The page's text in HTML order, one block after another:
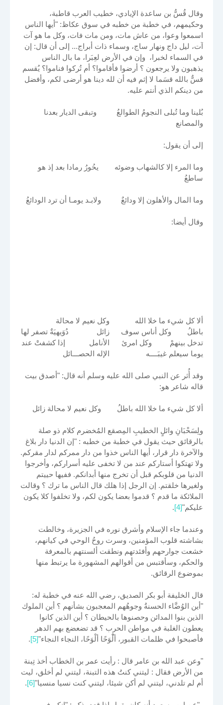
وقال قُسُّ بن ساعدة الإيادي، خطيب العرب قاطبة،
وحكيمهم، في خطبة من خطبه في سوق عكاظ: "أيها الناس
اسمعوا وعوا، من عاش مات، ومن مات فات، وكل ما هو آت
آت، ليل داج ونهار ساج، وسماء ذات أبراج... إلى أن قال: إن
في السماء لخبرا، وإن في الأرض لعِبَرا، ما بال الناس
يذهبون ولا يرجعون ؟ أرضوا فأقاموا؟ أم تُركوا فناموا؟ يُقسم
قسٌّ بالله قسَما لا إثم فيه أن لله دينا هو أرضى لكم، وأفضل
من دينكم الذي أنتم عليه.
بُلينا وما تُبلى النجومُ الطوالعُ وتبقى الديار بعدنا
والمصانع
إلى أن يقول:
وما المرء إلا كالشهاب وضوئه يحُورُ رمادا بعد إذ هو
ساطعُ
وما المال والأهلون إلا ودائعٌ ولابـد يومـا أن ترد الودائعُ
وقال أيضا:
ألا كل شيء ما خلا الله
باطلُ وكل أناس سوف
تدخل بينهمْ وكل امرئ
يوما سيعلم غيبَــــه
وكل نعيم لا محالة
زائل دُوَيهيَةٌ تصفر لها
الأنامل إذا كشفتْ عند
الإله الحصـــائل
وقد أُثر عن النبي صلى الله عليه وسلم أنه قال: "أصدق بيت
قاله شاعر هو:
ألا كل شيء ما خلا الله باطلُ وكل نعيم لا محالة زائل
ولِسَحْبَانِ وائلٍ الخطيبِ المِصقع المُخضرم كلام ذو صلة
بالرقائق حيث يقول في خطبة من خطبه : "إن الدنيا دار بلاغ
والآخرة دار قرار، أيها الناس خذوا من دار ممركم لدار مقركم.
ولا تهتكوا أستاركم عند من لا تخفى عليه أسراركم، وأخرجوا
الدنيا من قلوبكم قبل أن تخرج منها أبدانكم. ففيها حييتم
ولغيرها خلقتم. إن الرجل إذا هلك قال الناس ما ترك ؟ وقالت
الملائكة ما قدم ؟ قدموا بعضا يكون لكم، ولا تخلفوا كلا يكون
عليكم"[4]
.
وعندما جاء الإسلام وأشرق نوره في الجزيرة، وخالطت
بشاشته قلوب المؤمنين، وسرت روحُ الوحي في كيانهم،
خشعت جوارحهم وأفئدتهم ونطقت ألسنتهم بالمعرفة
والحكم، وسأقتبس من أقوالهم المشهورة ما يرتبط منها
بموضوع الرقائق.
قال الخليفة أبو بكر الصديق، رضي الله عنه في خطبة له:
"أين الوُضَّاء الحسنةُ وجوهُهم المعجبون بشأنهم ؟ أين الملوك
الذين بنوا المدائن وحصنوها بالحيطان ؟ أين الذين كانوا
يعطون الغلبة في مواطن الحرب ؟ قد تضعضع بهم الدهر
فأصبحوا في ظلمات القبور، ألْْوَحًا ألْوَحًا، النجاء النجاء"[5]
.
"وعن عبد الله بن عامر قال : رأيت عمر بن الخطاب أخذ تِبنة
من الأرض فقال : ليتني كنتُ هذه التبنة، ليتني لم أخلق، ليت
أم لم تلدني، ليتني لم أكن شيئا، ليتني كنت نسيا منسيا"[6]
.